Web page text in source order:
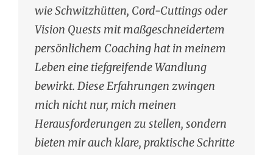
wie Schwitzhütten, Cord-Cuttings oder
Vision Quests mit maßgeschneidertem
persönlichem Coaching hat in meinem
Leben eine tiefgreifende Wandlung
bewirkt. Diese Erfahrungen zwingen
mich nicht nur, mich meinen
Herausforderungen zu stellen, sondern
bieten mir auch klare, praktische Schritte